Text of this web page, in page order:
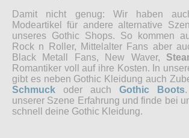
Damit nicht genug: Wir haben
Modeartikel für andere alternative
unseres Gothic Shops. So kommen
Rock n Roller, Mittelalter Fans aber
Black Metall Fans, New Waver,
Romantiker voll auf ihre Kosten. In
gibt es neben Gothic Kleidung auch
Schmuck oder auch Gothic Boots
unserer Szene Erfahrung und finde bei
schnell deine Gothic Kleidung.